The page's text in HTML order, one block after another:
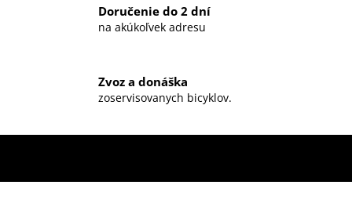
Doručenie do 2 dní
na akúkoľvek adresu
Zvoz a donáška
zoservisovanych bicyklov.